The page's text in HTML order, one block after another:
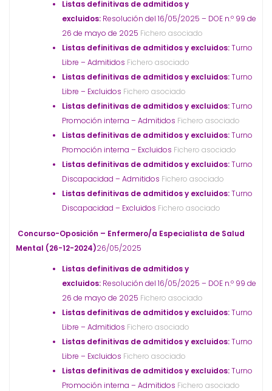
Listas definitivas de admitidos y
excluidos: Resolución del 16/05/2025 – DOE n.º 99 de
26 de mayo de 2025 Fichero asociado
Listas definitivas de admitidos y excluidos:Turno
Libre – Admitidos Fichero asociado
Listas definitivas de admitidos y excluidos:Turno
Libre – Excluidos Fichero asociado
Listas definitivas de admitidos y excluidos:Turno
Promoción interna – Admitidos Fichero asociado
Listas definitivas de admitidos y excluidos:Turno
Promoción interna – Excluidos Fichero asociado
Listas definitivas de admitidos y excluidos:Turno
Discapacidad – Admitidos Fichero asociado
Listas definitivas de admitidos y excluidos:Turno
Discapacidad – Excluidos Fichero asociado
Concurso-Oposición – Enfermero/a Especialista de Salud
Mental (26-12-2024)26/05/2025
Listas definitivas de admitidos y
excluidos: Resolución del 16/05/2025 – DOE n.º 99 de
26 de mayo de 2025 Fichero asociado
Listas definitivas de admitidos y excluidos:Turno
Libre – Admitidos Fichero asociado
Listas definitivas de admitidos y excluidos:Turno
Libre – Excluidos Fichero asociado
Listas definitivas de admitidos y excluidos:Turno
Promoción interna – Admitidos Fichero asociado